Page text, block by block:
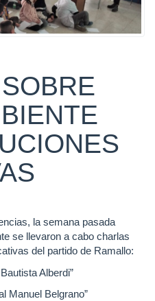
la semana pasada
se llevaron a cabo charlas
del partido de Ramallo:
Alberdi”
Manuel Belgrano”